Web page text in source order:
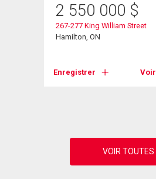
2 550 000 $
267-277 King William Street
Hamilton, ON
Enregistrer Voir